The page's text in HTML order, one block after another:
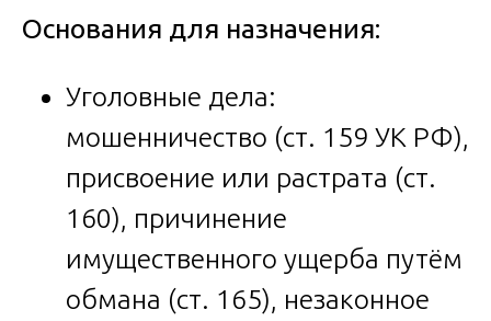
Основания для назначения:
Уголовные дела:
мошенничество (ст. 159 УК РФ),
присвоение или растрата (ст.
160), причинение
имущественного ущерба путём
обмана (ст. 165), незаконное